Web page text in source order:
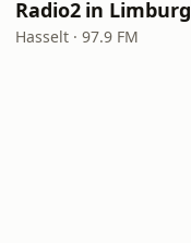
Radio2 in Limburg
Hasselt · 97.9 FM